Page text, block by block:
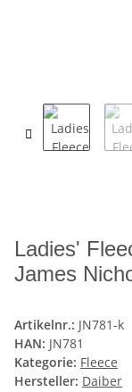
Ladies'
James
Artikelnr.: JN781-k
HAN: JN781
Kategorie: Fleece
Hersteller: Daiber